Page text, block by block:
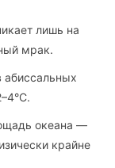
лишь на
мрак.
абиссальных
океана —
крайне